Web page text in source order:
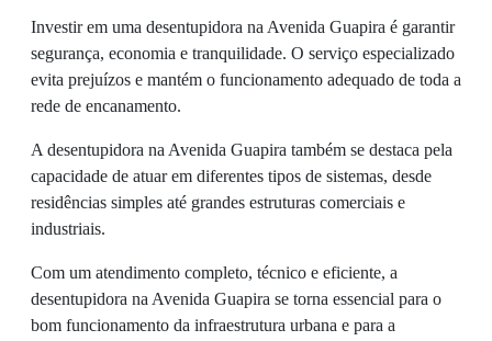
Investir em uma desentupidora na Avenida Guapira é garantir
segurança, economia e tranquilidade. O serviço especializado
evita prejuízos e mantém o funcionamento adequado de toda a
rede de encanamento.
A desentupidora na Avenida Guapira também se destaca pela
capacidade de atuar em diferentes tipos de sistemas, desde
residências simples até grandes estruturas comerciais e
industriais.
Com um atendimento completo, técnico e eficiente, a
desentupidora na Avenida Guapira se torna essencial para o
bom funcionamento da infraestrutura urbana e para a